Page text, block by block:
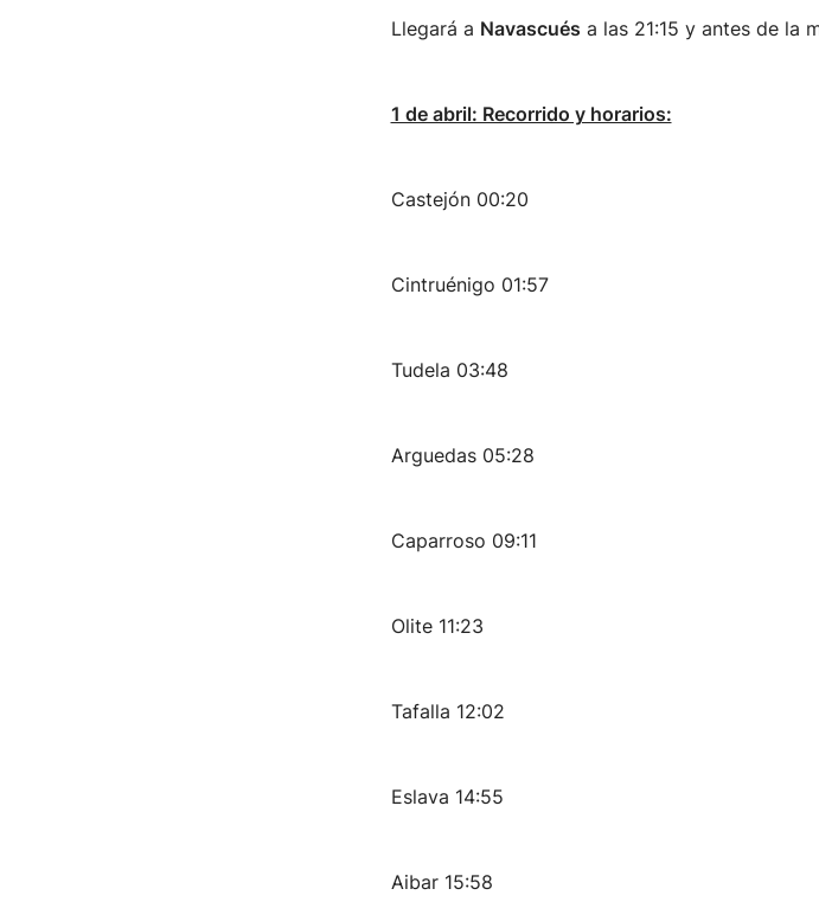
Llegará a Navascués a las 21:15 y antes de la
1 de abril: Recorrido y horarios:
Castejón 00:20
Cintruénigo 01:57
Tudela 03:48
Arguedas 05:28
Caparroso 09:11
Olite 11:23
Tafalla 12:02
Eslava 14:55
Aibar 15:58